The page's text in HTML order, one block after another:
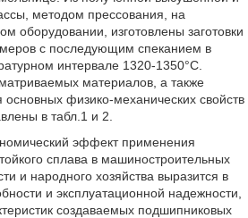
методом прессования, на
оборудовании, изготовлены заготовки
с последующим спеканием в
интервале 1320-1350°C.
материалов, а также
основных физико-механических свойств
в табл.1 и 2.
эффект применения
сплава в машиностроительных
и народного хозяйства выразится в
и эксплуатационной надежности,
создаваемых подшипниковых